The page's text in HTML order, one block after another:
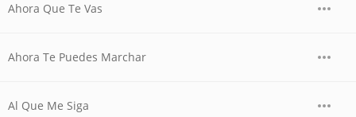
Ahora Que Te Vas
Ahora Te Puedes Marchar
Al Que Me Siga